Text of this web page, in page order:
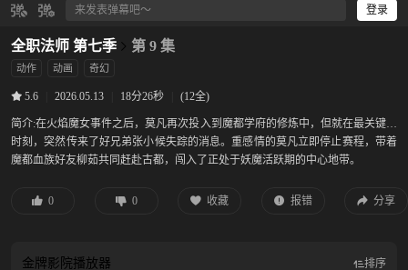
登录
全职法师 第七季 第 9 集
动作 动画 奇幻
5.6 2026.05.13 18分26秒 (12全)
简介:在火焰魔女事件之后，莫凡再次投入到魔都学府的修炼中，但就在最关键的
时刻，突然传来了好兄弟张小候失踪的消息。重感情的莫凡立即停止赛程，带着
魔都血族好友柳茹共同赶赴古都，闯入了正处于妖魔活跃期的中心地带。
0 0 收藏 报错 分享
金牌影院播放器 排序